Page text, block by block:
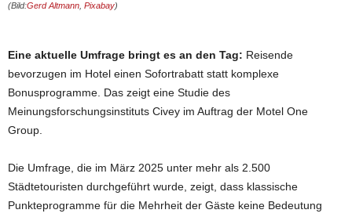
(Bild:Gerd Altmann Pixabay)
Eine aktuelle Umfrage bringt es an den Tag: Reisende
bevorzugen im Hotel einen Sofortrabatt statt komplexe
Bonusprogramme. Das zeigt eine Studie des
Meinungsforschungsinstituts Civey im Auftrag der Motel One
Group.
Die Umfrage, die im März 2025 unter mehr als 2.500
Städtetouristen durchgeführt wurde, zeigt, dass klassische
Punkteprogramme für die Mehrheit der Gäste keine Bedeutung